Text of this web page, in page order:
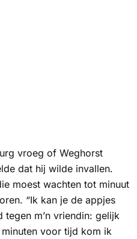
vroeg of Weghorst
dat hij wilde invallen.
moest wachten tot minuut
“Ik kan je de appjes
tegen m’n vriendin: gelijk
voor tijd kom ik